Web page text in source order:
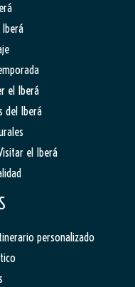
el Iberá
del Iberá
el Iberá
personalizado